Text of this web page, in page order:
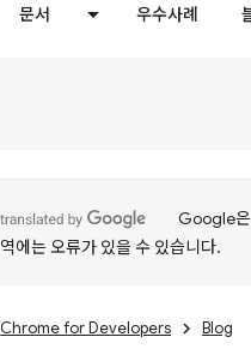
문서 우수사례
Google은
역에는 오류가 있을 수 있습니다.
Chrome for Developers Blog